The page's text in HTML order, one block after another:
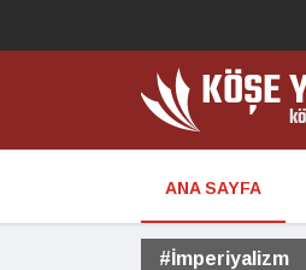
ANA SAYFA
#İmperiyalizm